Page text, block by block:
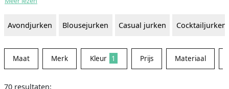
negeren is. Met een zilveren jurk maak je zonder twijfel een
een subtiele zilveren tint of de perfecte metallic glans, zilveren
voor elke vrouw.
Avondjurken Blousejurken Casual jurken Cocktailjurken
Maat Merk Kleur 1 Prijs Materiaal
70 resultaten: